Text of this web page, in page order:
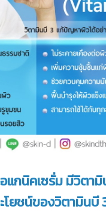
แกนิคเซรั่ม มีวิตา
ยชน์ของวิตามินบี